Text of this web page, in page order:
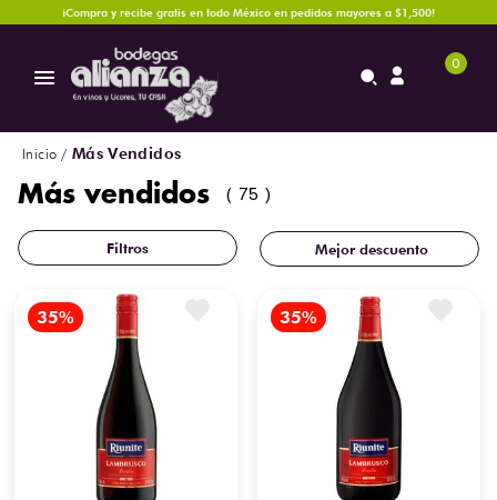
¡Compra y recibe gratis en todo México en pedidos mayores a $1,500!
0
Más Vendidos
Más vendidos 75
Mejor descuento